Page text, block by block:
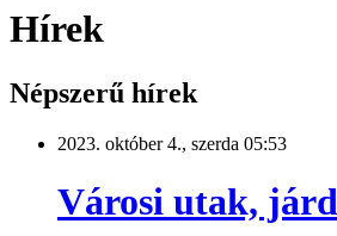
Hírek
Népszerű hírek
2023. október 4., szerda 05:53
Városi utak,